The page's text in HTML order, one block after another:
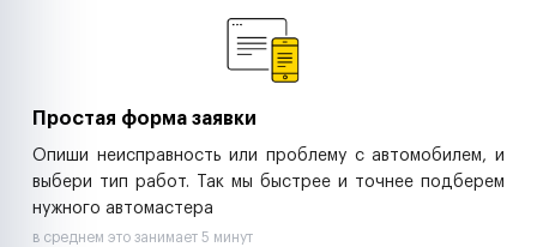
Простая форма заявки
Опиши неисправность или проблему с автомобилем, и
выбери тип работ. Так мы быстрее и точнее подберем
нужного автомастера
в среднем это занимает 5 минут